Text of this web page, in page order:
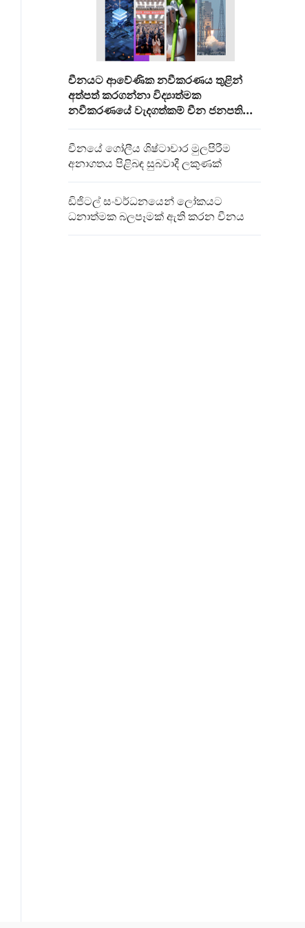
චීනයට ආවේණික නවීකරණය තුළින්
අත්පත් කරගන්නා විද්‍යාත්මක
නවීකරණයේ වැදගත්කම් චීන ජනපති
චීනයේ ගෝලීය ශිෂ්ටාචාර මුලපිරීම
අනාගතය පිළිබඳ සුබවාදී ලකුණක්
ඩිජිටල් සංවර්ධනයෙන් ලෝකයට
ධනාත්මක බලපෑමක් ඇති කරන චීනය